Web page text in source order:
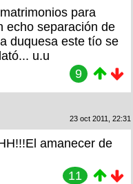
para
echo separación de
duquesa este tío se
u.u
9
23 oct 2011, 22:31
amanecer de
11